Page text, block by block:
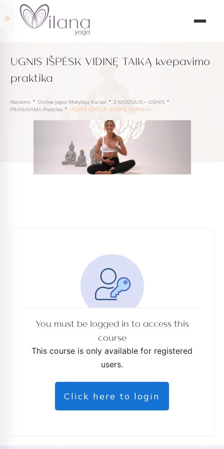
UGNIS IŠPĖSK VIDINĘ TAIKĄ kvėpavimo
praktika
Nariams Online Jogos Mokytojų Kursai
2 MODULIS – UGNIS
PRANAYAMA Praktika
UGNIS IŠPĖSK VIDINĘ TAIKĄ kvėpavimo praktika
You must be logged in to access this
course
This course is only available for registered
users.
Click here to login